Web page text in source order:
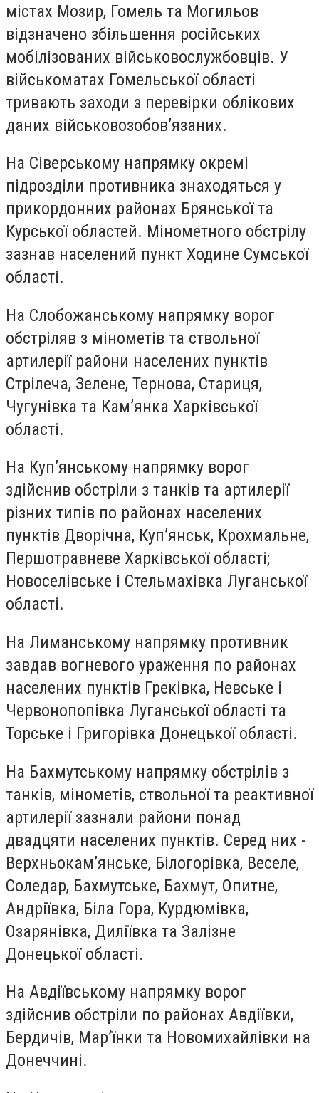
містах Мозир, Гомель та Могильов
відзначено збільшення російських
мобілізованих військовослужбовців. У
військоматах Гомельської області
тривають заходи з перевірки облікових
даних військовозобов’язаних.
На Сіверському напрямку окремі
підрозділи противника знаходяться у
прикордонних районах Брянської та
Курської областей. Мінометного обстрілу
зазнав населений пункт Ходине Сумської
області.
На Слобожанському напрямку ворог
обстріляв з мінометів та ствольної
артилерії райони населених пунктів
Стрілеча, Зелене, Тернова, Стариця,
Чугунівка та Кам’янка Харківської
області.
На Куп’янському напрямку ворог
здійснив обстріли з танків та артилерії
різних типів по районах населених
пунктів Дворічна, Куп’янськ, Крохмальне,
Першотравневе Харківської області;
Новоселівське і Стельмахівка Луганської
області.
На Лиманському напрямку противник
завдав вогневого ураження по районах
населених пунктів Греківка, Невське і
Червонопопівка Луганської області та
Торське і Григорівка Донецької області.
На Бахмутському напрямку обстрілів з
танків, мінометів, ствольної та реактивної
артилерії зазнали райони понад
двадцяти населених пунктів. Серед них -
Верхньокам’янське, Білогорівка, Веселе,
Соледар, Бахмутське, Бахмут, Опитне,
Андріївка, Біла Гора, Курдюмівка,
Озарянівка, Диліївка та Залізне
Донецької області.
На Авдіївському напрямку ворог
здійснив обстріли по районах Авдіївки,
Бердичів, Мар’їнки та Новомихайлівки на
Донеччині.